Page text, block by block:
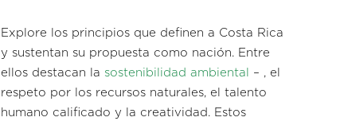
Explore los principios que definen a Costa Rica
y sustentan su propuesta como nación. Entre
ellos destacan la sostenibilidad ambiental
– , el
respeto por los recursos naturales, el talento
humano calificado y la creatividad. Estos